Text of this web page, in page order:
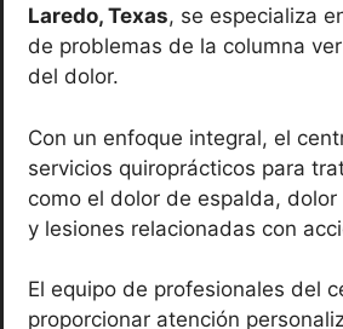
Laredo, Texas, se especializa
de problemas de la columna
del dolor.
Con un enfoque integral, el
servicios quiroprácticos para
como el dolor de espalda,
y lesiones relacionadas con
El equipo de profesionales del
proporcionar atención